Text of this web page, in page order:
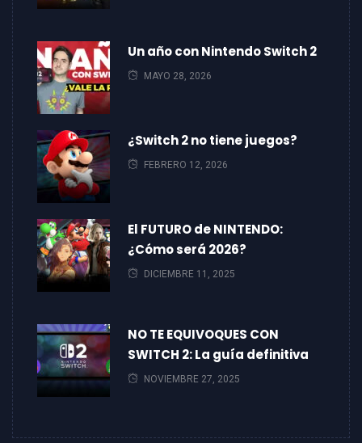
Un año con Nintendo Switch 2
MAYO 28, 2026
¿Switch 2 no tiene juegos?
FEBRERO 12, 2026
El FUTURO de NINTENDO:
¿Cómo será 2026?
DICIEMBRE 11, 2025
NO TE EQUIVOQUES CON
SWITCH 2: La guía definitiva
NOVIEMBRE 27, 2025